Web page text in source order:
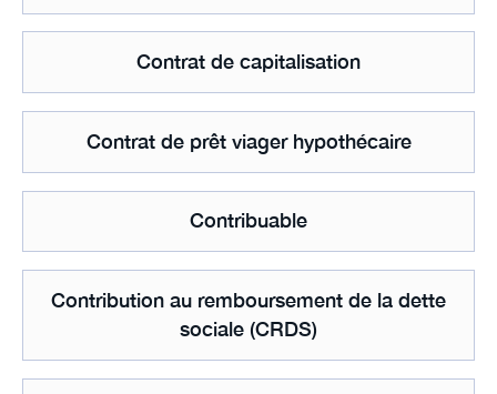
Contrat de capitalisation
Contrat de prêt viager hypothécaire
Contribuable
Contribution au remboursement de la dette
sociale (CRDS)